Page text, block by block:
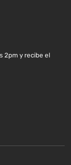
2pm y recibe el